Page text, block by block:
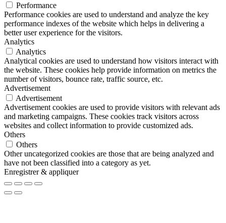
Performance
Performance cookies are used to understand and analyze the key
performance indexes of the website which helps in delivering a
better user experience for the visitors.
Analytics
Analytics
Analytical cookies are used to understand how visitors interact with
the website. These cookies help provide information on metrics the
number of visitors, bounce rate, traffic source, etc.
Advertisement
Advertisement
Advertisement cookies are used to provide visitors with relevant ads
and marketing campaigns. These cookies track visitors across
websites and collect information to provide customized ads.
Others
Others
Other uncategorized cookies are those that are being analyzed and
have not been classified into a category as yet.
Enregistrer & appliquer